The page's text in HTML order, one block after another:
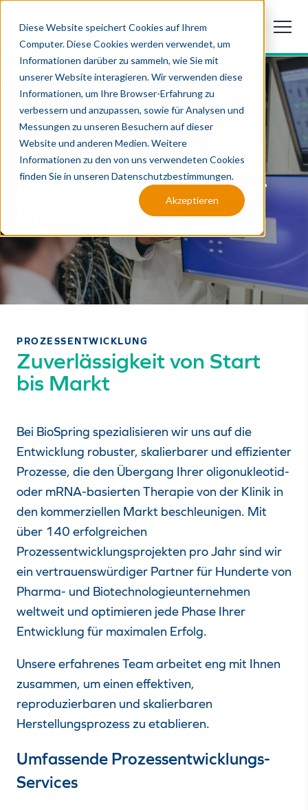
Diese Website speichert Cookies auf Ihrem
Computer. Diese Cookies werden verwendet, um
Informationen darüber zu sammeln, wie Sie mit
unserer Website interagieren. Wir verwenden diese
Informationen, um Ihre Browser-Erfahrung zu
verbessern und anzupassen, sowie für Analysen und
Messungen zu unseren Besuchern auf dieser
Website und anderen Medien. Weitere
Informationen zu den von uns verwendeten Cookies
finden Sie in unseren Datenschutzbestimmungen.
Akzeptieren
Dienstleistungen zur
Prozessentwicklung
PROZESSENTWICKLUNG
Zuverlässigkeit von Start
bis Markt
Bei BioSpring spezialisieren wir uns auf die
Entwicklung robuster, skalierbarer und effizienter
Prozesse, die den Übergang Ihrer oligonukleotid-
oder mRNA-basierten Therapie von der Klinik in
den kommerziellen Markt beschleunigen. Mit
über 140 erfolgreichen
Prozessentwicklungsprojekten pro Jahr sind wir
ein vertrauenswürdiger Partner für Hunderte von
Pharma- und Biotechnologieunternehmen
weltweit und optimieren jede Phase Ihrer
Entwicklung für maximalen Erfolg.
Unsere erfahrenes Team arbeitet eng mit Ihnen
zusammen, um einen effektiven,
reproduzierbaren und skalierbaren
Herstellungsprozess zu etablieren.
Umfassende Prozessentwicklungs-
Services